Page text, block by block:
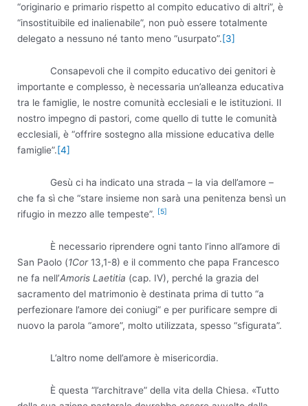
“originario e primario rispetto al compito educativo di altri”, è
“insostituibile ed inalienabile”, non può essere totalmente
delegato a nessuno né tanto meno “usurpato”.[3]
Consapevoli che il compito educativo dei genitori è
importante e complesso, è necessaria un’alleanza educativa
tra le famiglie, le nostre comunità ecclesiali e le istituzioni. Il
nostro impegno di pastori, come quello di tutte le comunità
ecclesiali, è “offrire sostegno alla missione educativa delle
famiglie”.[4]
Gesù ci ha indicato una strada – la via dell’amore –
che fa sì che “stare insieme non sarà una penitenza bensì un
rifugio in mezzo alle tempeste”. [5]
È necessario riprendere ogni tanto l’inno all’amore di
San Paolo (1Cor13,1-8) e il commento che papa Francesco
ne fa nell’Amoris Laetitia (cap. IV), perché la grazia del
sacramento del matrimonio è destinata prima di tutto “a
perfezionare l’amore dei coniugi” e per purificare sempre di
nuovo la parola “amore”, molto utilizzata, spesso “sfigurata”.
L’altro nome dell’amore è misericordia.
È questa “l’architrave” della vita della Chiesa. «Tutto